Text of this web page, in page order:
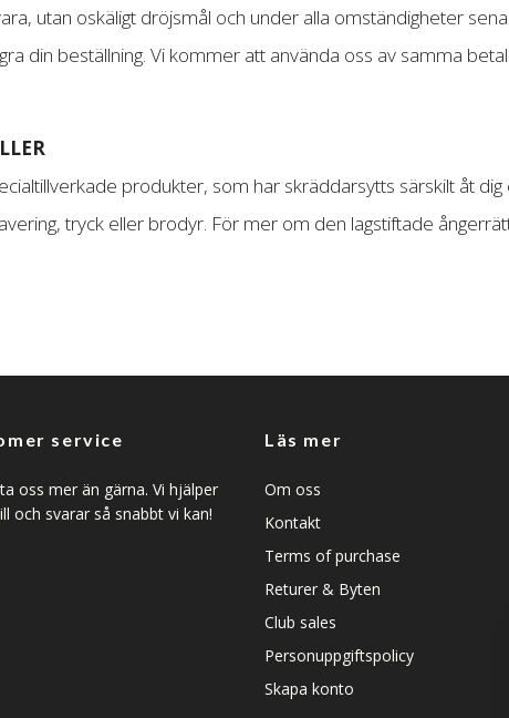
utan oskäligt dröjsmål och under alla omständigheter
din beställning. Vi kommer att använda oss av samma
produkter, som har skräddarsytts särskilt åt
tryck eller brodyr. För mer om den lagstiftade
service
oss mer än gärna. Vi hjälper
och svarar så snabbt vi kan!
Läs mer
Om oss
Kontakt
Terms of purchase
Returer & Byten
Club sales
Personuppgiftspolicy
Skapa konto